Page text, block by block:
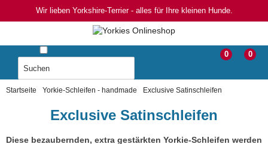
Wir lieben Yorkshire-Terrier - alles für Ihre kleinen Hunde.
0
0
Startseite Yorkie-Schleifen - handmade Exclusive Satinschleifen
Exclusive Satinschleifen
Diese bezaubernden, extra gestärkten Yorkie-Schleifen werden